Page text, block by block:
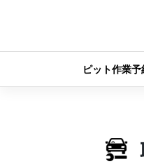
ピット作業予